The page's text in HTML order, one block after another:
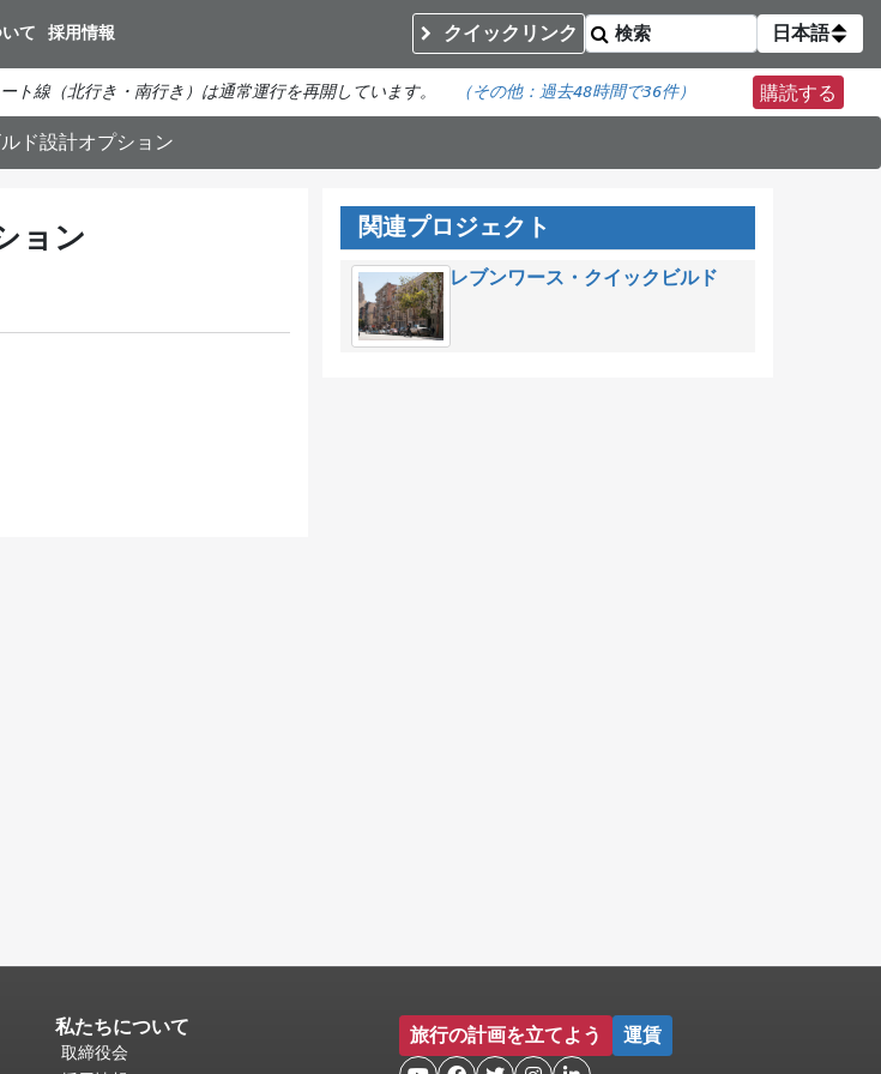
イ
ン
コ
ン
に
て 採用情報 クイックリンク 日本語
線（北行き・南行き）は通常運行を再開しています。 （その他： 過去48時間で36件） 購読する
ド設計オプション
ョン 関連プロジェクト
レブンワース・クイックビルド
私たちについて
取締役会
旅行の計画を立てよう 運賃